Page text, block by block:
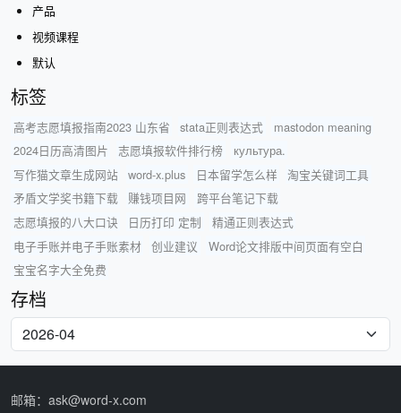
产品
视频课程
默认
标签
高考志愿填报指南2023 山东省 stata正则表达式
mastodon meaning
2024日历高清图片
志愿填报软件排行榜
культура.
写作猫文章生成网站
word-x.plus 日本留学怎么样
淘宝关键词工具
矛盾文学奖书籍下载
赚钱项目网
跨平台笔记下载
志愿填报的八大口诀
日历打印 定制
精通正则表达式
电子手账并电子手账素材
创业建议
Word论文排版中间页面有空白
宝宝名字大全免费
存档
邮箱：ask@word-x.com